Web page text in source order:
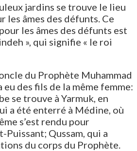
jardins se trouve le lieu
les âmes des défunts. Ce
les âmes des défunts est
», qui signifie « le roi
du Prophète Muhammad
eu des fils de la même femme:
se trouve à Yarmuk, en
a été enterré à Médine, où
s’est rendu pour
Qussam, qui a
du corps du Prophète.